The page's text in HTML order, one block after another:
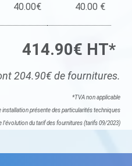
40.00€ 40.00 €
414.90€ HT*
204.90€ de fournitures.
*TVA non applicable
présente des particularités techniques
l'évolution du tarif des fournitures (tarifs 09/2023)